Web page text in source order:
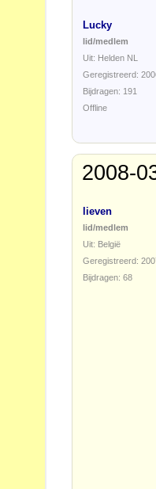
Lucky
lid/medlem
Uit: Helden NL
Geregistreerd:
Bijdragen: 191
Offline
2008-
lieven
lid/medlem
Uit: België
Geregistreerd:
Bijdragen: 68